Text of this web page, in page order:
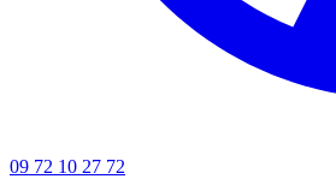
09 72 10 27 72